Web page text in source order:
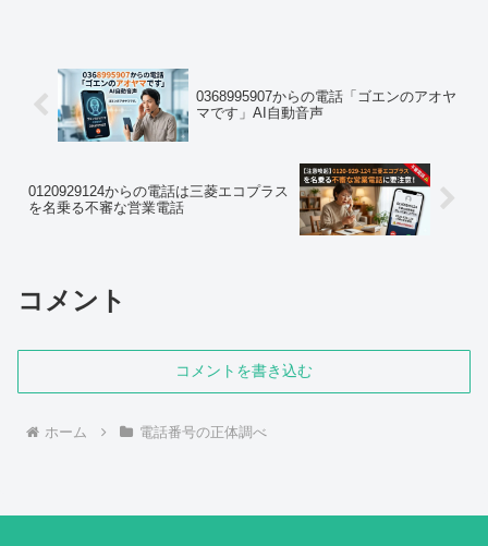
0368995907からの電話「ゴエンのアオヤ
マです」AI自動音声
0120929124からの電話は三菱エコプラス
を名乗る不審な営業電話
コメント
コメントを書き込む
ホーム 電話番号の正体調べ